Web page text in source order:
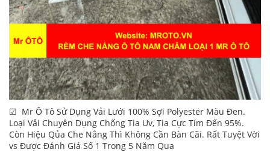
☑ Mr Ô Tô Sử Dụng Vải Lưới 100% Sợi Polyester Màu Đen.
Loại Vải Chuyên Dụng Chống Tia Uv, Tia Cực Tím Đến 95%.
Còn Hiệu Qủa Che Nắng Thì Không Cần Bàn Cãi. Rất Tuyệt Vời
vs Được Đánh Giá Số 1 Trong 5 Năm Qua